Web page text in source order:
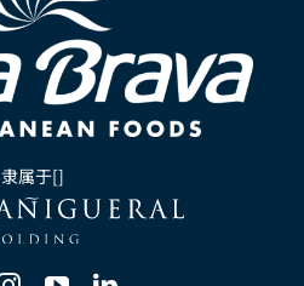
隶属于[]